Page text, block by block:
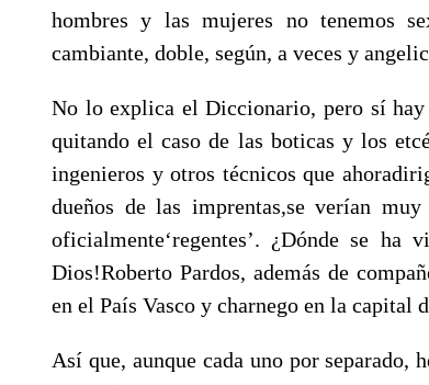
hombres y las mujeres no tenemos
cambiante, doble, según, a veces y
No lo explica el Diccionario, pero sí
quitando el caso de las boticas y los
ingenieros y otros técnicos que
dueños de las imprentas,se verían
oficialmente‘regentes’. ¿Dónde se
Dios!Roberto Pardos, además de
en el País Vasco y charnego en la capital
Así que, aunque cada uno por separado,